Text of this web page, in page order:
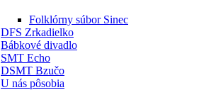
Folklórny súbor Sinec
DFS Zrkadielko
Bábkové divadlo
SMT Echo
DSMT Bzučo
U nás pôsobia